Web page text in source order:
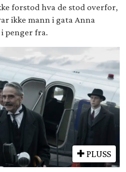
forstod hva de stod overfor,
ikke mann i gata Anna
penger fra.
PLUSS